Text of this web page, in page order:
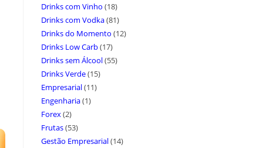
Drinks com Vinho (18)
Drinks com Vodka(81)
Drinks do Momento (12)
Drinks Low Carb(17)
Drinks sem Álcool(55)
Drinks Verde(15)
Empresarial(11)
Engenharia(1)
Forex(2)
Frutas(53)
Gestão Empresarial(14)